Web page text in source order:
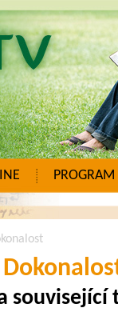
PROGRAM
související